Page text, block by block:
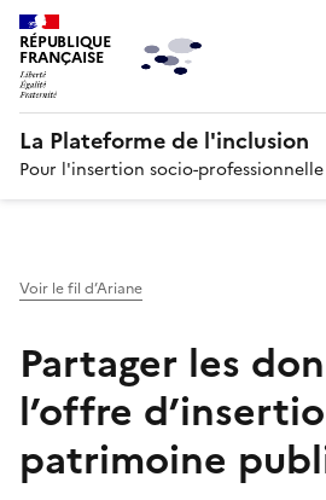
RÉPUBLIQUE
FRANÇAISE
La Plateforme de l'inclusion
Pour l'insertion socio-professionnelle
Voir le fil d’Ariane
Partager les
l’offre
patrimoine